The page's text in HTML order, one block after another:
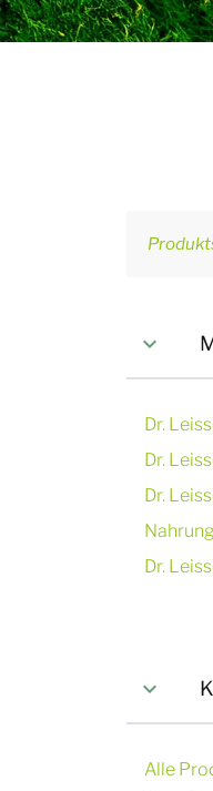
Dr.
Dr.
Dr.
Dr.
Alle